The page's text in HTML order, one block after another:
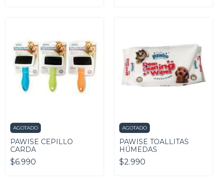
AGOTADO
PAWISE CEPILLO
CARDA
$6.990
AGOTADO
PAWISE TOALLITAS
HÚMEDAS
$2.990